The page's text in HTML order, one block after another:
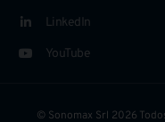
LinkedIn
YouTube
© Sonomax Srl 2026